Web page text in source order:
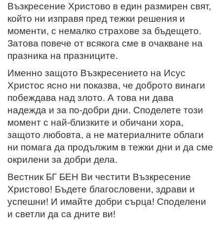
Възкресение Христово в един размирен свят,
който ни изправя пред тежки решения и
моменти, с немалко страхове за бъдещето.
Затова повече от всякога сме в очакване на
празника на празниците.
Именно защото Възкресението на Исус
Христос ясно ни показва, че доброто винаги
побеждава над злото. А това ни дава
надежда и за по-добри дни. Споделете този
момент с най-близките и обичани хора,
защото любовта, а не материалните облаги
ни помага да продължим в тежки дни и да сме
окрилени за добри дела.
Вестник БГ БЕН Ви честити Възкресение
Христово! Бъдете благословени, здрави и
успешни! И имайте добри сърца! Споделени
и светли да са дните ви!